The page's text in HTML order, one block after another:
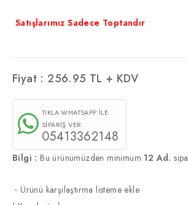
Satışlarımız Sadece Toptandır
Fiyat :256.95 TL + KDV
TIKLA WHATSAPP İLE
SİPARİŞ VER
05413362148
Bilgi : Bu ürünümüzden minimum12 Ad.
·Ürünü karşılaştırma listeme ekle